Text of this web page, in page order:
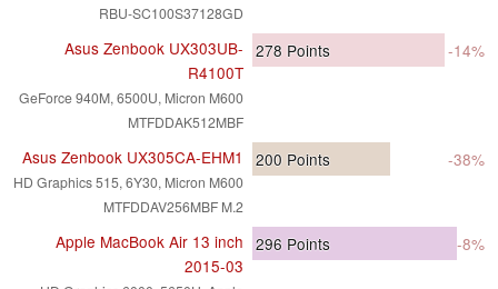
RBU-SC100S37128GD
Asus Zenbook UX303UB-
R4100T
GeForce 940M, 6500U, Micron M600
MTFDDAK512MBF
278 Points -14%
Asus Zenbook UX305CA-EHM1
HD Graphics 515, 6Y30, Micron M600
MTFDDAV256MBF M.2
200 Points -38%
Apple MacBook Air 13 inch
2015-03
296 Points -8%